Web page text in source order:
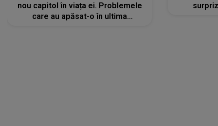
nou capitol în viața ei. Problemele
care au apăsat-o în ultima